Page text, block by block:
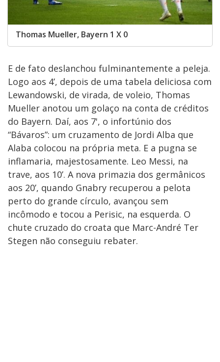
Thomas Mueller, Bayern 1 X 0
E de fato deslanchou fulminantemente a peleja.
Logo aos 4’, depois de uma tabela deliciosa com
Lewandowski, de virada, de voleio, Thomas
Mueller anotou um golaço na conta de créditos
do Bayern. Daí, aos 7', o infortúnio dos
“Bávaros”: um cruzamento de Jordi Alba que
Alaba colocou na própria meta. E a pugna se
inflamaria, majestosamente. Leo Messi, na
trave, aos 10’. A nova primazia dos germânicos
aos 20’, quando Gnabry recuperou a pelota
perto do grande círculo, avançou sem
incômodo e tocou a Perisic, na esquerda. O
chute cruzado do croata que Marc-André Ter
Stegen não conseguiu rebater.